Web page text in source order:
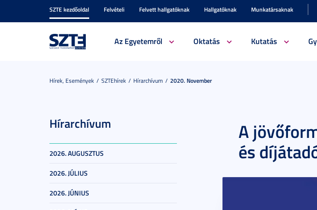
SZTE kezdőoldal Felvételi Felvett hallgatóknak Hallgatóknak Munkatársaknak
Az Egyetemről Oktatás Kutatás
Hírek, Események SZTEhírek Hírarchívum 2020. November
Hírarchívum
2026. AUGUSZTUS
2026. JÚLIUS
2026. JÚNIUS
A
és